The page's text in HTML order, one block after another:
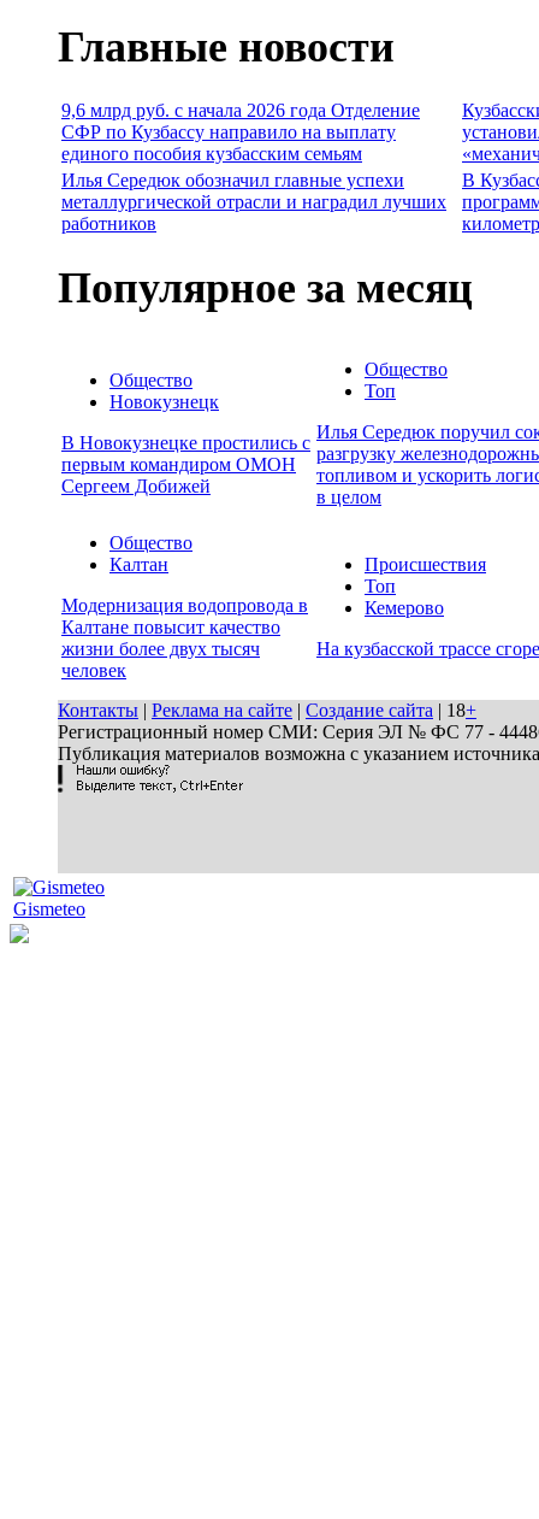
Главные новости
9,6 млрд руб. с начала 2026 года Отделение
СФР по Кузбассу направило на выплату
единого пособия кузбасским семьям
Илья Середюк обозначил главные успехи
металлургической отрасли и наградил лучших
работников
В
Популярное за месяц
Общество
Новокузнецк
В Новокузнецке простились с
первым командиром ОМОН
Сергеем Добижей
Общество
Топ
Илья Середюк поручил
разгрузку
топливом и ускорить
в целом
Общество
Калтан
Модернизация водопровода в
Калтане повысит качество
жизни более двух тысяч
человек
Происшествия
Топ
Кемерово
На кузбасской трассе
Контакты | Реклама на сайте | Создание сайта | 18+
Регистрационный номер СМИ: Серия ЭЛ № ФС 77 - 44486
Публикация материалов возможна с указанием
Gismeteo